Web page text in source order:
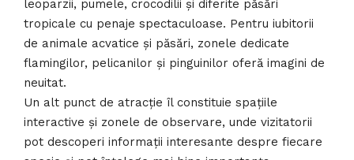
leoparzii, pumele, crocodilii și diferite păsări
tropicale cu penaje spectaculoase. Pentru iubitorii
de animale acvatice și păsări, zonele dedicate
flamingilor, pelicanilor și pinguinilor oferă imagini de
neuitat.
Un alt punct de atracție îl constituie spațiile
interactive și zonele de observare, unde vizitatorii
pot descoperi informații interesante despre fiecare